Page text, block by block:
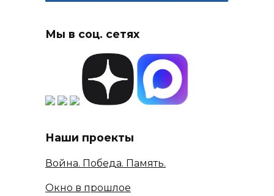
Мы в соц. сетях
Наши проекты
Война. Победа. Память.
Окно в прошлое